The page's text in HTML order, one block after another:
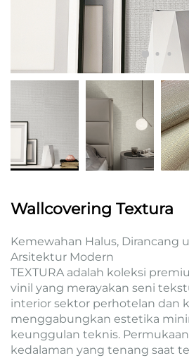
Wallcovering Textura
Kemewahan Halus, Dirancang
Arsitektur Modern
TEXTURA adalah koleksi
vinil yang merayakan seni
interior sektor perhotelan dan
menggabungkan estetika
keunggulan teknis.
kedalaman yang tenang saat